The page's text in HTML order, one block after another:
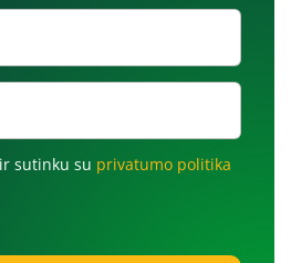
sutinku su privatumo politika